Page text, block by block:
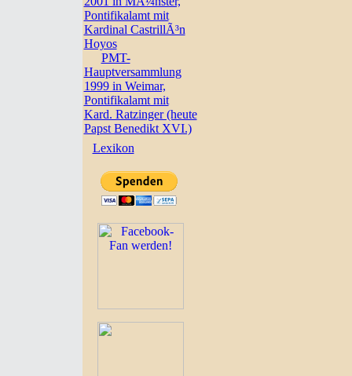
Pontifikalamt mit
Kardinal CastrillÃ³n
Hoyos
PMT-
Hauptversammlung
1999 in Weimar,
Pontifikalamt mit
Kard. Ratzinger (heute
Papst Benedikt XVI.)
Lexikon